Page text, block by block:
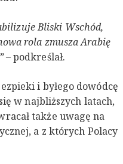
Bliski Wschód,
rola zmusza Arabię
– podkreślał.
i byłego dowódcę
w najbliższych latach,
także uwagę na
a z których Polacy